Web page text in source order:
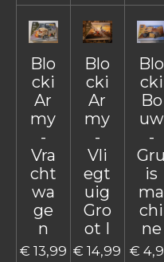
Blo
cki
Ar
my
-
Vra
cht
wa
ge
n
€ 13,99
Blo
cki
Ar
my
-
Vli
egt
uig
Gro
ot I
€ 14,99
Blo
cki
Bo
uw
-
Gru
is
ma
chi
ne
€